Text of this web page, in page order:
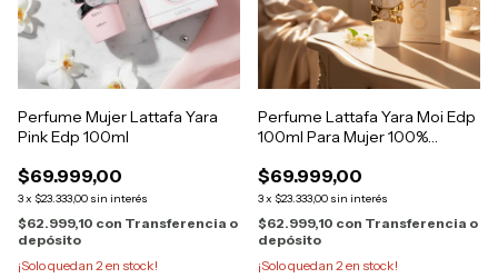
Perfume Mujer Lattafa Yara
Pink Edp 100ml
$69.999,00
3x $23.333,00 sin interés
$62.999,10 con Transferencia o
depósito
¡Solo quedan 2en stock!
Perfume Lattafa Yara Moi Edp
100ml Para Mujer 100%
$69.999,00
3x $23.333,00 sin interés
$62.999,10 con Transferencia o
depósito
¡Solo quedan 2en stock!